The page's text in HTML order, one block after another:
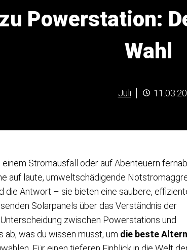
Powerstation:
Wahl
Juli
Stromausfall oder auf Abenteuern
auf laute, umweltschädigende
Antwort – sie bieten eine saubere,
Solarpanels über das Verständnis der
zwischen Powerstations und
ab, was du wissen musst, um die beste